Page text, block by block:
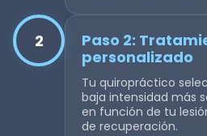
2
Paso 2:
personalizado
Tu quiropráctico
baja intensidad más
en función de tu
de recuperación.